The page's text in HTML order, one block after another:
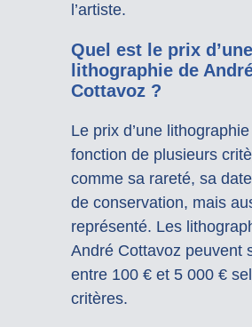
l’artiste.
Quel est le prix d’une
lithographie de
Cottavoz ?
Le prix d’une
fonction de plusieurs
comme sa rareté, sa
de conservation, mais
représenté. Les
André Cottavoz peuvent
entre 100 € et 5 000 €
critères.